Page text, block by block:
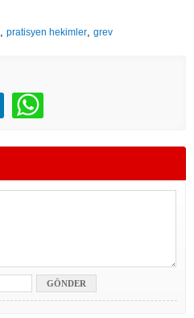
,pratisyen hekimler,grev